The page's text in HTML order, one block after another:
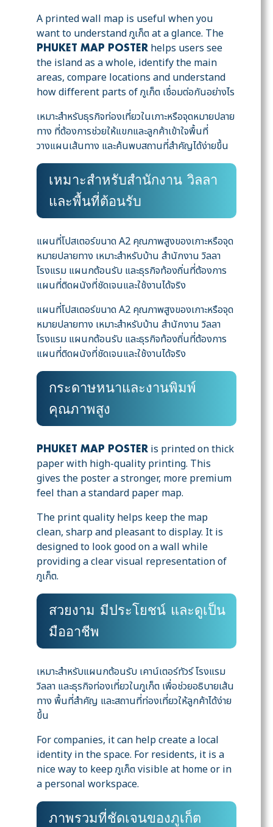
A printed wall map is useful when you
want to understand ภูเก็ต at a glance. The
PHUKET MAP POSTER helps users see
the island as a whole, identify the main
areas, compare locations and understand
how different parts of ภูเก็ต เชื่อมต่อกันอย่างไร
เหมาะสำหรับธุรกิจท่องเที่ยวในเกาะหรือจุดหมายปลาย
ทาง ที่ต้องการช่วยให้แขกและลูกค้าเข้าใจพื้นที่
วางแผนเส้นทาง และค้นพบสถานที่สำคัญได้ง่ายขึ้น
เหมาะสำหรับสำนักงาน วิลลา
และพื้นที่ต้อนรับ
แผนที่โปสเตอร์ขนาด A2 คุณภาพสูงของเกาะหรือจุด
หมายปลายทาง เหมาะสำหรับบ้าน สำนักงาน วิลลา
โรงแรม แผนกต้อนรับ และธุรกิจท้องถิ่นที่ต้องการ
แผนที่ติดผนังที่ชัดเจนและใช้งานได้จริง
แผนที่โปสเตอร์ขนาด A2 คุณภาพสูงของเกาะหรือจุด
หมายปลายทาง เหมาะสำหรับบ้าน สำนักงาน วิลลา
โรงแรม แผนกต้อนรับ และธุรกิจท้องถิ่นที่ต้องการ
แผนที่ติดผนังที่ชัดเจนและใช้งานได้จริง
กระดาษหนาและงานพิมพ์
คุณภาพสูง
PHUKET MAP POSTER is printed on thick
paper with high-quality printing. This
gives the poster a stronger, more premium
feel than a standard paper map.
The print quality helps keep the map
clean, sharp and pleasant to display. It is
designed to look good on a wall while
providing a clear visual representation of
ภูเก็ต.
สวยงาม มีประโยชน์ และดูเป็น
มืออาชีพ
เหมาะสำหรับแผนกต้อนรับ เคาน์เตอร์ทัวร์ โรงแรม
วิลลา และธุรกิจท่องเที่ยวในภูเก็ต เพื่อช่วยอธิบายเส้น
ทาง พื้นที่สำคัญ และสถานที่ท่องเที่ยวให้ลูกค้าได้ง่าย
ขึ้น
For companies, it can help create a local
identity in the space. For residents, it is a
nice way to keep ภูเก็ต visible at home or in
a personal workspace.
ภาพรวมที่ชัดเจนของภูเก็ต